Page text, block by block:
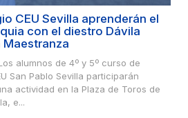
CEU Sevilla aprenderán el
con el diestro Dávila
Maestranza
alumnos de 4º y 5º curso de
San Pablo Sevilla participarán
actividad en la Plaza de Toros de
e...